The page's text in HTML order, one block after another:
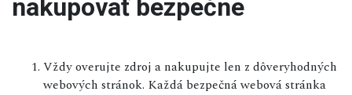
nakupovať bezpečne
Vždy overujte zdroj a nakupujte len z dôveryhodných
webových stránok. Každá bezpečná webová stránka